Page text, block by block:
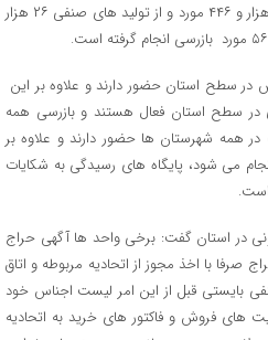
ها ۵۸۱ مورد و واحد های خدماتی ۳۷ هزار و ۴۴۶ مورد و از تولید های صنفی ۲۶ هزار
و کارشناس در سطح استان حضور دارند و علاوه بر این
افتخاری در سطح استان فعال هستند و بازرسی همه
همه شهرستان ها حضور دارند و علاوه بر
می شود، پایگاه های رسیدگی به شکایات
است.
در استان گفت: برخی واحد ها آگهی حراج
صرفا با اخذ مجوز از اتحادیه مربوطه و اتاق
بایستی قبل از این امر لیست اجناس خود
های فروش و فاکتور های خرید به اتحادیه